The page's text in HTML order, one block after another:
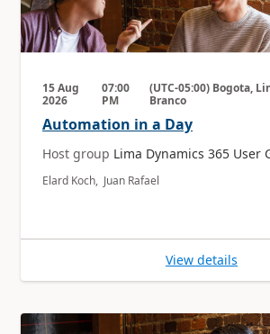
15 Aug
2026
07:00
PM
(UTC-05:00) Bogota,
Branco
Automation in a Day
Host group Lima Dynamics 365 User
Elard Koch, Juan Rafael
View details